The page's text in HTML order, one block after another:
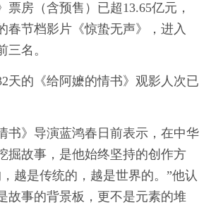
票房（含预售）已超13.65亿元，
春节档影片《惊蛰无声》，进入
三名。
天的《给阿嬷的情书》观影人次已
书》导演蓝鸿春日前表示，在中华
掘故事，是他始终坚持的创作方
越是传统的，越是世界的。”他认
故事的背景板，更不是元素的堆